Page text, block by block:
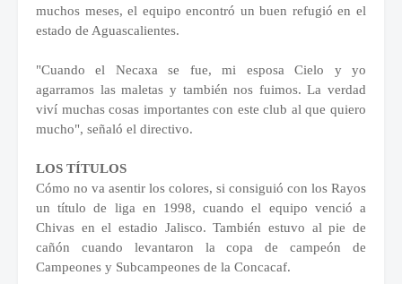
muchos meses, el equipo encontró un buen refugió en el
estado de Aguascalientes.
"Cuando el Necaxa se fue, mi esposa Cielo y yo
agarramos las maletas y también nos fuimos. La verdad
viví muchas cosas importantes con este club al que quiero
mucho", señaló el directivo.
LOS TÍTULOS
Cómo no va asentir los colores, si consiguió con los Rayos
un título de liga en 1998, cuando el equipo venció a
Chivas en el estadio Jalisco. También estuvo al pie de
cañón cuando levantaron la copa de campeón de
Campeones y Subcampeones de la Concacaf.